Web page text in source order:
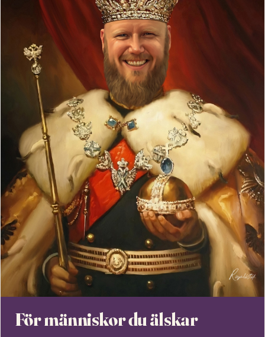
För människor du älskar